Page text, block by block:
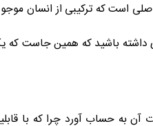
که ترکیبی از انسان
داشته باشید که همین جاست
آن به حساب آورد چرا که با